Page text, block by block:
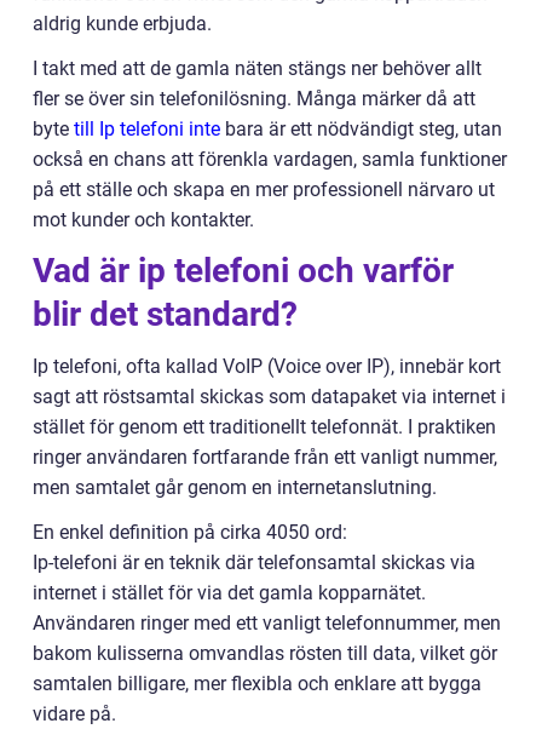
aldrig kunde erbjuda.
I takt med att de gamla näten stängs ner behöver allt
fler se över sin telefonilösning. Många märker då att
byte till Ip telefoni inte bara är ett nödvändigt steg, utan
också en chans att förenkla vardagen, samla funktioner
på ett ställe och skapa en mer professionell närvaro ut
mot kunder och kontakter.
Vad är ip telefoni och varför
blir det standard?
Ip telefoni, ofta kallad VoIP (Voice over IP), innebär kort
sagt att röstsamtal skickas som datapaket via internet i
stället för genom ett traditionellt telefonnät. I praktiken
ringer användaren fortfarande från ett vanligt nummer,
men samtalet går genom en internetanslutning.
En enkel definition på cirka 4050 ord:
Ip-telefoni är en teknik där telefonsamtal skickas via
internet i stället för via det gamla kopparnätet.
Användaren ringer med ett vanligt telefonnummer, men
bakom kulisserna omvandlas rösten till data, vilket gör
samtalen billigare, mer flexibla och enklare att bygga
vidare på.